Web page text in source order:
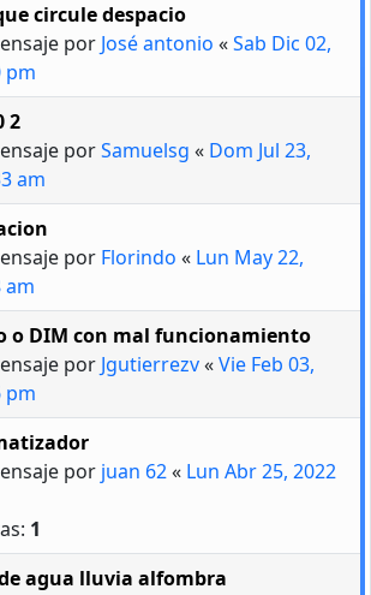
circule despacio
por José antonio «Sab Dic 02,
pm
2
porSamuelsg « Dom Jul 23,
am
por Florindo « Lun May 22,
am
o DIM con mal funcionamiento
por Jgutierrezv«Vie Feb 03,
pm
por juan 62« Lun Abr 25, 2022
1
agua lluvia alfombra